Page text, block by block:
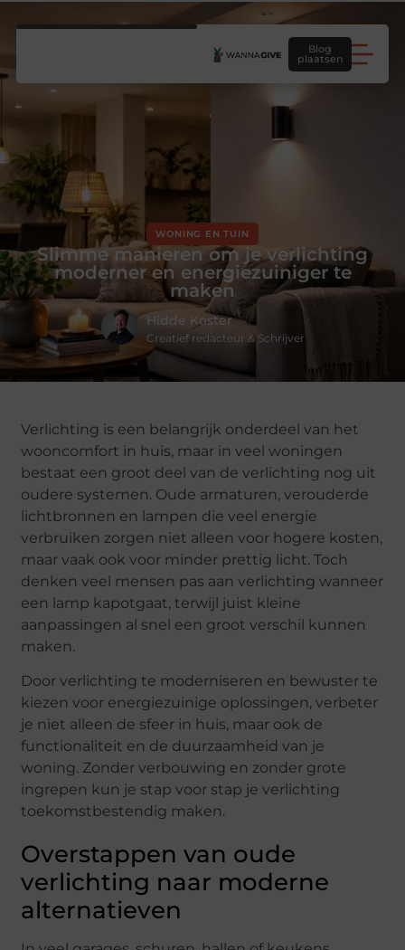
Blog
plaatsen
WONING EN TUIN
Slimme manieren om je verlichting
moderner en energiezuiniger te
maken
Hidde Koster
Creatief redacteur & Schrijver
Verlichting is een belangrijk onderdeel van het
wooncomfort in huis, maar in veel woningen
bestaat een groot deel van de verlichting nog uit
oudere systemen. Oude armaturen, verouderde
lichtbronnen en lampen die veel energie
verbruiken zorgen niet alleen voor hogere kosten,
maar vaak ook voor minder prettig licht. Toch
denken veel mensen pas aan verlichting wanneer
een lamp kapotgaat, terwijl juist kleine
aanpassingen al snel een groot verschil kunnen
maken.
Door verlichting te moderniseren en bewuster te
kiezen voor energiezuinige oplossingen, verbeter
je niet alleen de sfeer in huis, maar ook de
functionaliteit en de duurzaamheid van je
woning. Zonder verbouwing en zonder grote
ingrepen kun je stap voor stap je verlichting
toekomstbestendig maken.
Overstappen van oude
verlichting naar moderne
alternatieven